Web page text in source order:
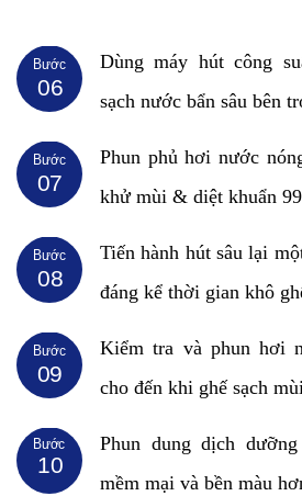
06
Bước
Dùng máy hút công
sạch nước bẩn sâu bên
07
Bước
Phun phủ hơi nước
khử mùi & diệt khuẩn
08
Bước
Tiến hành hút sâu lại
đáng kể thời gian khô
09
Bước
Kiểm tra và phun hơi
cho đến khi ghế sạch
10
Bước
Phun dung dịch
mềm mại và bền màu